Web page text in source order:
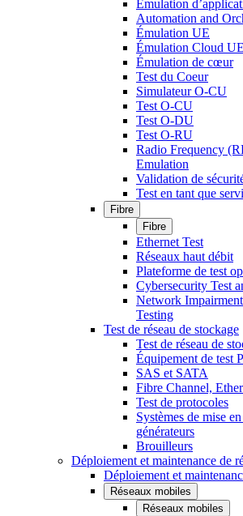
Émulation
Automation and
Émulation UE
Émulation Cloud UE
Émulation de cœur
Test du Coeur
Simulateur O-CU
Test O-CU
Test O-DU
Test O-RU
Radio Frequency
Emulation
Validation de
Test en tant que
Fibre
Fibre
Ethernet Test
Réseaux haut débit
Plateforme de test
Cybersecurity Test
Network
Testing
Test de réseau de stockage
Test de réseau de
Équipement de test
SAS et SATA
Fibre Channel,
Test de protocoles
Systèmes de mise
générateurs
Brouilleurs
Déploiement et maintenance de
Déploiement et
Réseaux mobiles
Réseaux mobiles